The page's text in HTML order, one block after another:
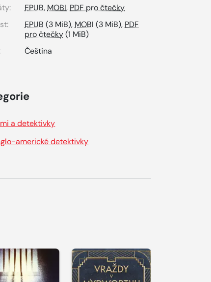
EPUB, MOBI, PDF pro čtečky
EPUB (3 MiB), MOBI (3 MiB), PDF
pro čtečky(1 MiB)
Čeština
a detektivky
americké detektivky